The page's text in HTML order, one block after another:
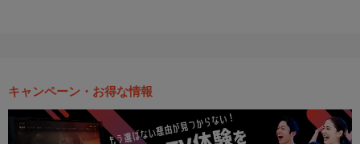
キャンペーン・お得な情報